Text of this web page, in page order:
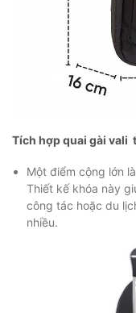
Tích hợp quai gài vali
Một điểm cộng lớn
Thiết kế khóa này
công tác hoặc du
nhiều.